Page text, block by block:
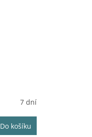
7 dní
Do košíku